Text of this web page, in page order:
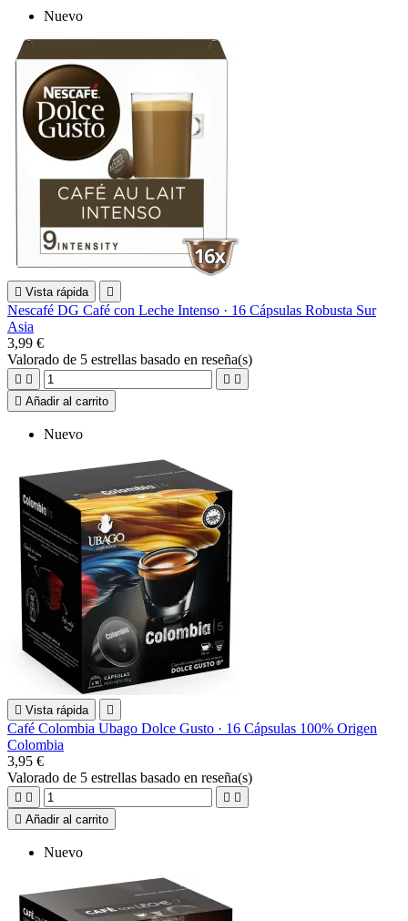
Nuevo
 Vista rápida 
Nescafé DG Café con Leche Intenso · 16 Cápsulas Robusta Sur
Asia
3,99 €
Valorado de 5 estrellas basado en reseña(s)
   
 Añadir al carrito
Nuevo
 Vista rápida 
Café Colombia Ubago Dolce Gusto · 16 Cápsulas 100% Origen
Colombia
3,95 €
Valorado de 5 estrellas basado en reseña(s)
   
 Añadir al carrito
Nuevo